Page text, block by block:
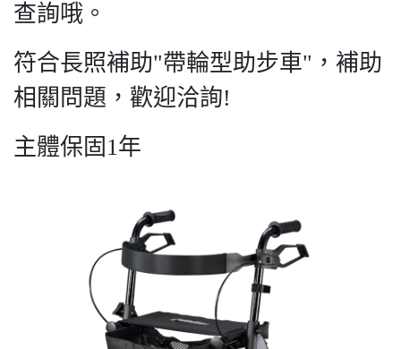
查詢哦。
符合長照補助"帶輪型助步車"，補助
相關問題，歡迎洽詢!
主體保固1年